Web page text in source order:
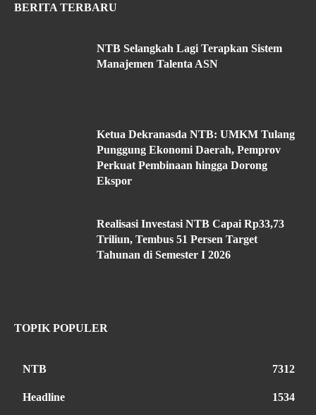
BERITA TERBARU
NTB Selangkah Lagi Terapkan Sistem
Manajemen Talenta ASN
Ketua Dekranasda NTB: UMKM Tulang
Punggung Ekonomi Daerah, Pemprov
Perkuat Pembinaan hingga Dorong
Ekspor
Realisasi Investasi NTB Capai Rp33,73
Triliun, Tembus 51 Persen Target
Tahunan di Semester I 2026
TOPIK POPULER
NTB 7312
Headline 1534